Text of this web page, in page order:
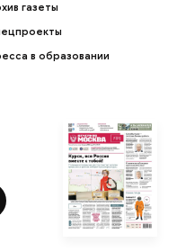
газеты
в образовании